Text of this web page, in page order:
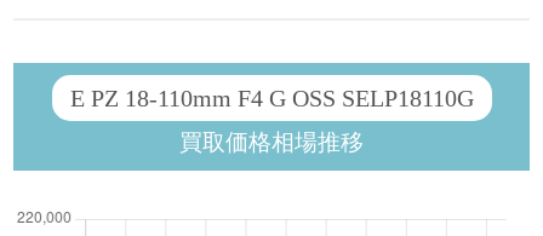
E PZ 18-110mm F4 G OSS SELP18110G
買取価格相場推移